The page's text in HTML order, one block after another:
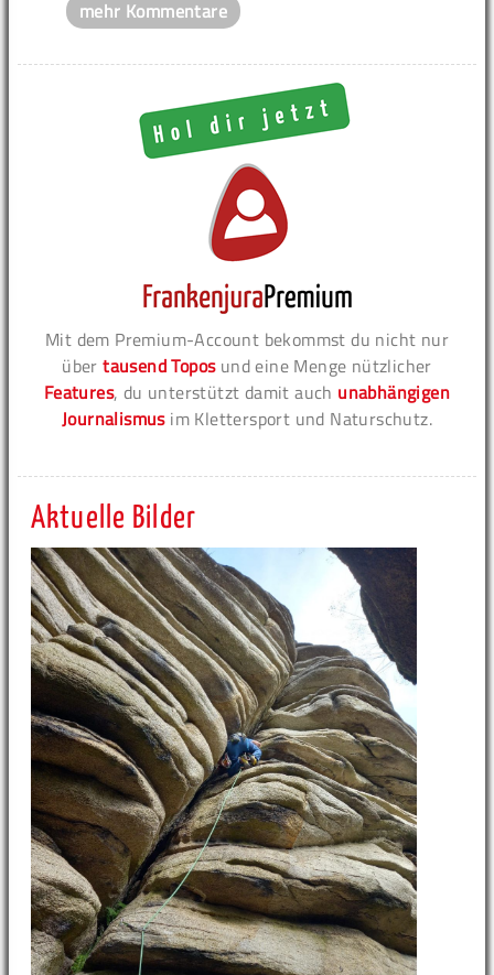
mehr Kommentare
Mit dem Premium-Account bekommst du nicht nur
übertausend Toposund eine Menge nützlicher
Features, du unterstützt damit auch unabhängigen
Journalismusim Klettersport und Naturschutz.
Aktuelle Bilder